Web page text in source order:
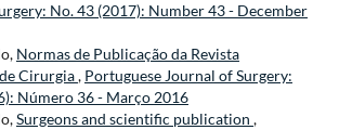
No. 43 (2017): Number 43 - December
Normas de Publicação da Revista
Cirurgia, Portuguese Journal of Surgery:
Número 36 - Março 2016
Surgeons and scientific publication ,